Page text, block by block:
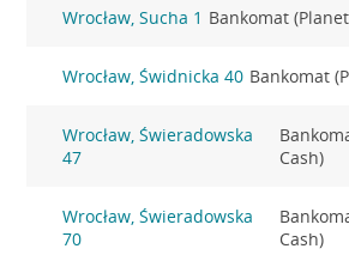
Wrocław, Sucha 1 Bankomat
Wrocław, Świdnicka 40 Bankomat
Wrocław, Świeradowska
47
Cash)
Wrocław, Świeradowska
70
Cash)